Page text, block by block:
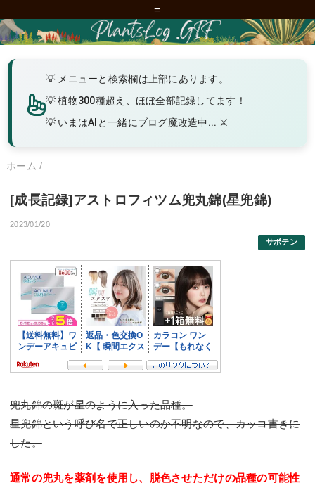
=
メニューと検索欄は上部にあります。
植物300種超え、ほぼ全部記録してます！
いまはAIと一緒にブログ魔改造中... ⚔️
ホーム /
[成長記録]アストロフィツム兜丸錦(星兜錦)
2023/01/20
サボテン
兜丸錦の斑が星のように入った品種。
星兜錦という呼び名で正しいのか不明なので、カッコ書きに
した。
通常の兜丸を薬剤を使用し、脱色させただけの品種の可能性